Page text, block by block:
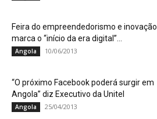
Feira do empreendedorismo e inovação
marca o “início da era digital”...
Angola 10/06/2013
“O próximo Facebook poderá surgir em
Angola” diz Executivo da Unitel
Angola 25/04/2013